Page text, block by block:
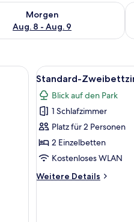
7 - Aug. 8.
Morgen
Aug. 8 - Aug. 9
die Verfügbarkeit für
Alle
Fotos
für
Standard-
Zweibettzimmer
anzeigen
10
Standard-
Blick auf den Park
1 Schlafzimmer
Platz für 2 Personen
2 Einzelbetten
Kostenloses WLAN
Weitere Details
Weitere